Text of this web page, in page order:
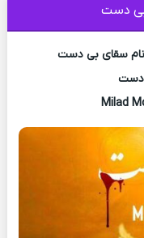
بی دست
سقای بی دست
دست
Milad